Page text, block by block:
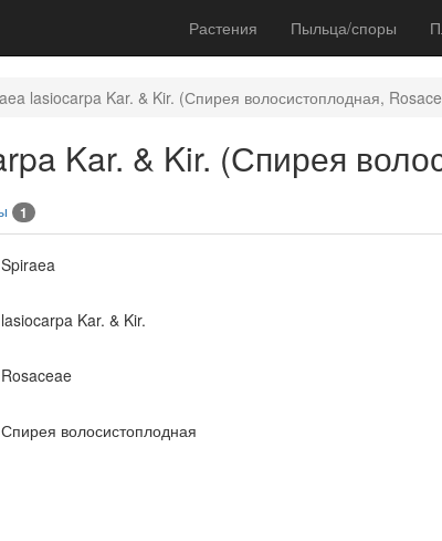
Растения Пыльца/споры
lasiocarpa Kar. & Kir. (Спирея волосистоплодная,
Kar. & Kir. (Спирея
1
Spiraea
lasiocarpa Kar. & Kir.
Rosaceae
Спирея волосистоплодная